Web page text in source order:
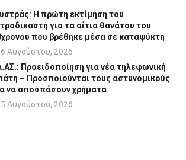
Η πρώτη εκτίμηση του
για τα αίτια θανάτου του
που βρέθηκε μέσα σε καταψύκτη
6 Αυγούστου, 2026
Προειδοποίηση για νέα τηλεφωνική
– Προσποιούνται τους αστυνομικούς
να αποσπάσουν χρήματα
5 Αυγούστου, 2026